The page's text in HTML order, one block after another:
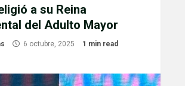
a su Reina
del Adulto Mayor
6 octubre, 2025 1 min read